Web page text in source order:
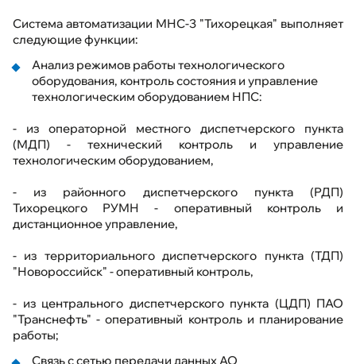
Система автоматизации МНС-3 "Тихорецкая" выполняет
следующие функции:
Анализ режимов работы технологического
оборудования, контроль состояния и управление
технологическим оборудованием НПС:
- из операторной местного диспетчерского пункта
(МДП) - технический контроль и управление
технологическим оборудованием,
- из районного диспетчерского пункта (РДП)
Тихорецкого РУМН - оперативный контроль и
дистанционное управление,
- из территориального диспетчерского пункта (ТДП)
"Новороссийск" - оперативный контроль,
- из центрального диспетчерского пункта (ЦДП) ПАО
"Транснефть" - оперативный контроль и планирование
работы;
Связь с сетью передачи данных АО